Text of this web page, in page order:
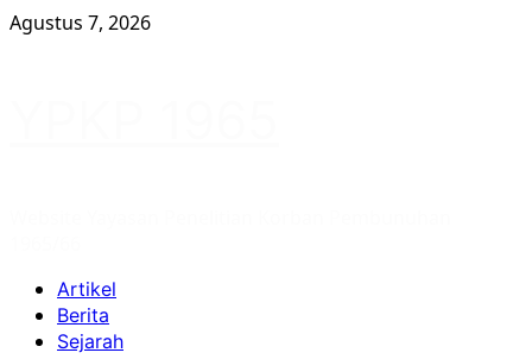
Skip
Agustus 7, 2026
Primary
Menu
Artikel
Berita
Sejarah